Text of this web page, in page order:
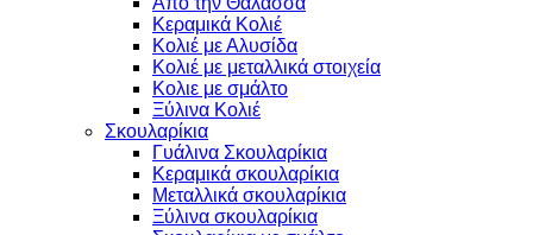
Κεραμικά Κολιέ
Κολιέ με Αλυσίδα
Κολιέ με μεταλλικά στοιχεία
Κολιε με σμάλτο
Ξύλινα Κολιέ
Σκουλαρίκια
Γυάλινα Σκουλαρίκια
Κεραμικά σκουλαρίκια
Μεταλλικά σκουλαρίκια
Ξύλινα σκουλαρίκια